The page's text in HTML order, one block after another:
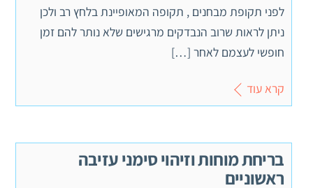
לפני תקופת מבחנים , תקופה המאופיינת בלחץ רב ולכן
ניתן לראות שרוב הנבדקים מרגישים שלא נותר להם זמן
חופשי לעצמם לאחר […]
קרא עוד
בריחת מוחות וזיהוי סימני עזיבה
ראשוניים